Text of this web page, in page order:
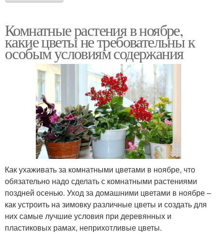
Комнатные растения в ноябре,
какие цветы не требовательны к
особым условиям содержания
Как ухаживать за комнатными цветами в ноябре, что
обязательно надо сделать с комнатными растениями
поздней осенью. Уход за домашними цветами в ноябре –
как устроить на зимовку различные цветы и создать для
них самые лучшие условия при деревянных и
пластиковых рамах, неприхотливые цветы.